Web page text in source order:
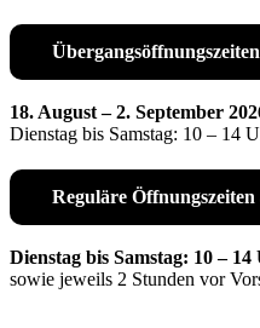
18. August – 2. September
Dienstag bis Samstag: 10 – 14
Reguläre
Dienstag bis Samstag: 10 – 14
sowie jeweils 2 Stunden vor